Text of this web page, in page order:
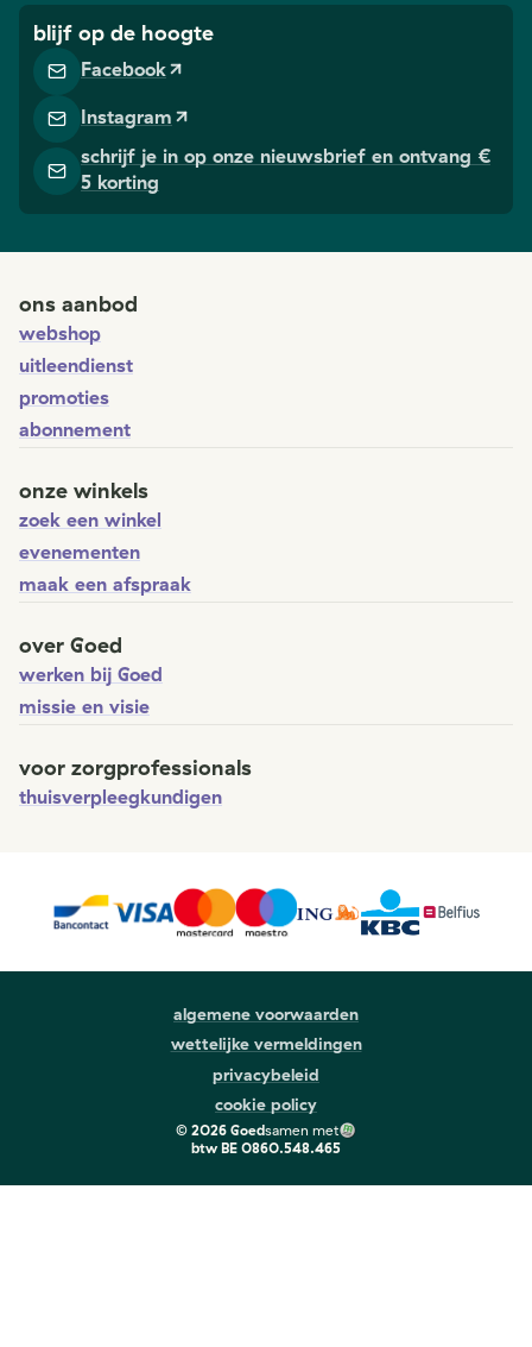
blijf op de hoogte
Facebook
Instagram
schrijf je in op onze nieuwsbrief en ontvang €
5 korting
ons aanbod
webshop
uitleendienst
promoties
abonnement
onze winkels
zoek een winkel
evenementen
maak een afspraak
over Goed
werken bij Goed
missie en visie
voor zorgprofessionals
thuisverpleegkundigen
algemene voorwaarden
wettelijke vermeldingen
privacybeleid
cookie policy
© 2026Goedsamen met
btw BE 0860.548.465